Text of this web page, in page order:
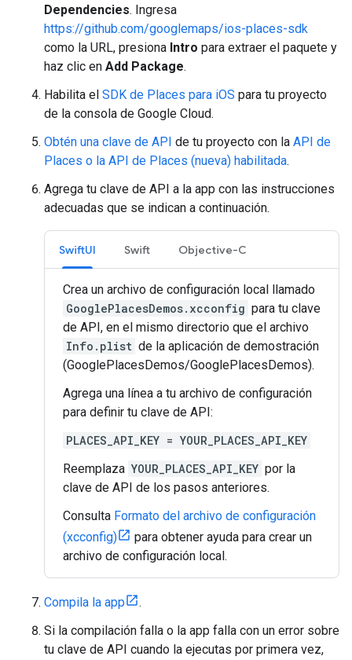
Dependencies. Ingresa
https://github.com/googlemaps/ios-places-sdk
como la URL, presiona Intro para extraer el paquete y
haz clic en Add Package.
Habilita el SDK de Places para iOS para tu proyecto
de la consola de Google Cloud.
Obtén una clave de API de tu proyecto con la API de
Places o la API de Places (nueva) habilitada.
Agrega tu clave de API a la app con las instrucciones
adecuadas que se indican a continuación.
SwiftUI Swift Objective-C
Crea un archivo de configuración local llamado
GooglePlacesDemos.xcconfig para tu clave
de API, en el mismo directorio que el archivo
Info.plist de la aplicación de demostración
(GooglePlacesDemos/GooglePlacesDemos).
Agrega una línea a tu archivo de configuración
para definir tu clave de API:
PLACES_API_KEY = YOUR_PLACES_API_KEY
Reemplaza YOUR_PLACES_API_KEY por la
clave de API de los pasos anteriores.
Consulta Formato del archivo de configuración
(xcconfig)
para obtener ayuda para crear un
archivo de configuración local.
Compila la app
.
Si la compilación falla o la app falla con un error sobre
tu clave de API cuando la ejecutas por primera vez,